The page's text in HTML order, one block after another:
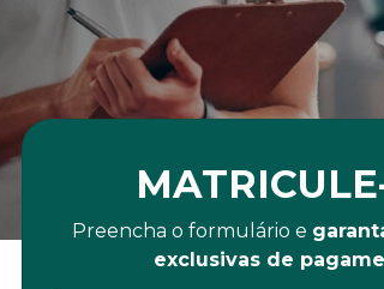
Preencha o formulário e
exclusivas de